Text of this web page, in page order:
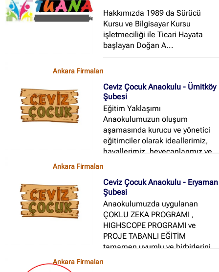
Hakkımızda 1989 da Sürücü
Kursu ve Bilgisayar Kursu
işletmeciliği ile Ticari Hayata
başlayan Doğan A...
Ankara Firmaları
Ceviz Çocuk Anaokulu - Ümitköy
Şubesi
Eğitim Yaklaşımı
Anaokulumuzun oluşum
aşamasında kurucu ve yönetici
eğitimciler olarak ideallerimiz,
hayallerimiz, heyecanlarımız ve
Ankara Firmaları
Ceviz Çocuk Anaokulu - Eryaman
Şubesi
Anaokulumuzda uygulanan
ÇOKLU ZEKA PROGRAMI ,
HIGHSCOPE PROGRAMI ve
PROJE TABANLI EĞİTİM
tamamen uyumlu ve birbirlerini
Ankara Firmaları